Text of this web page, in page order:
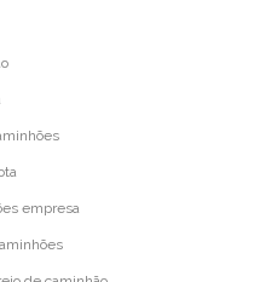
empresa